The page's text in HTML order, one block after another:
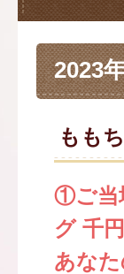
2023
もも
①ご当
グ 千
あな